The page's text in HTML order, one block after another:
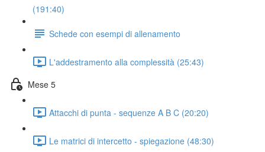
(191:40)
Schede con esempi di allenamento
L'addestramento alla complessità (25:43)
Mese 5
Attacchi di punta - sequenze A B C (20:20)
Le matrici di intercetto - spiegazione (48:30)